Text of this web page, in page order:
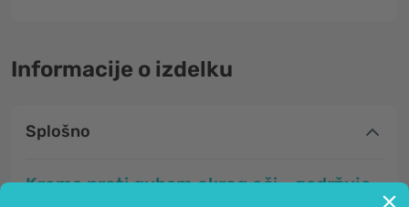
Informacije o izdelku
Splošno
Krema proti gubam okrog oči - zadržuje